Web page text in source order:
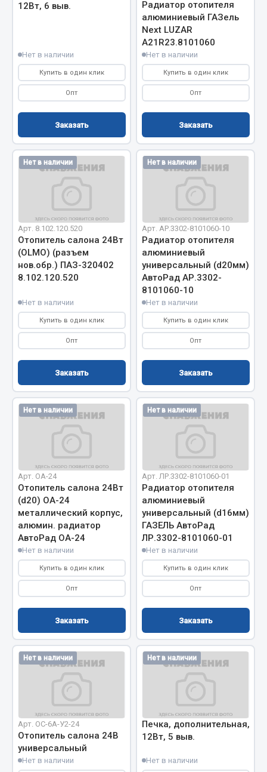
Запчасти МАЗ
Система питания
Тормозная система
Окно ветровое
Двигатель
Весь раздел
Запчасти Урал
Мост задний
Система питания
Система выпуска газа
Сцепление
Тормозная система
Показать ещё
Запчасти ЯМЗ
Двигатель
Система питания
Система выпуска газа
Система охлаждения
Коробка передач
Рулевое управление
Показать ещё
Весь раздел
Тормозная система
Двигатель
Подвеска
Система питания
12Вт, 6 выв.
Нет в наличии
Купить в один клик
Опт
Заказать
Радиатор отопителя
алюминиевый ГАЗель
Next LUZAR
A21R23.8101060
Нет в наличии
Купить в один клик
Опт
Заказать
Нет в наличии
Арт. 8.102.120.520
Отопитель салона 24Вт
(OLMO) (разъем
нов.обр.) ПАЗ-320402
8.102.120.520
Нет в наличии
Купить в один клик
Опт
Заказать
Нет в наличии
Арт. АР.3302-8101060-10
Радиатор отопителя
алюминиевый
универсальный (d20мм)
АвтоРад АР.3302-
8101060-10
Нет в наличии
Купить в один клик
Опт
Заказать
Нет в наличии
Арт. ОА-24
Отопитель салона 24Вт
(d20) ОА-24
металлический корпус,
алюмин. радиатор
АвтоРад ОА-24
Нет в наличии
Купить в один клик
Опт
Заказать
Нет в наличии
Арт. ЛР.3302-8101060-01
Радиатор отопителя
алюминиевый
универсальный (d16мм)
ГАЗЕЛЬ АвтоРад
ЛР.3302-8101060-01
Нет в наличии
Купить в один клик
Опт
Заказать
Нет в наличии
Арт. ОС-6А-У2-24
Отопитель салона 24В
универсальный
Нет в наличии
Нет в наличии
Печка, дополнительная,
12Вт, 5 выв.
Нет в наличии